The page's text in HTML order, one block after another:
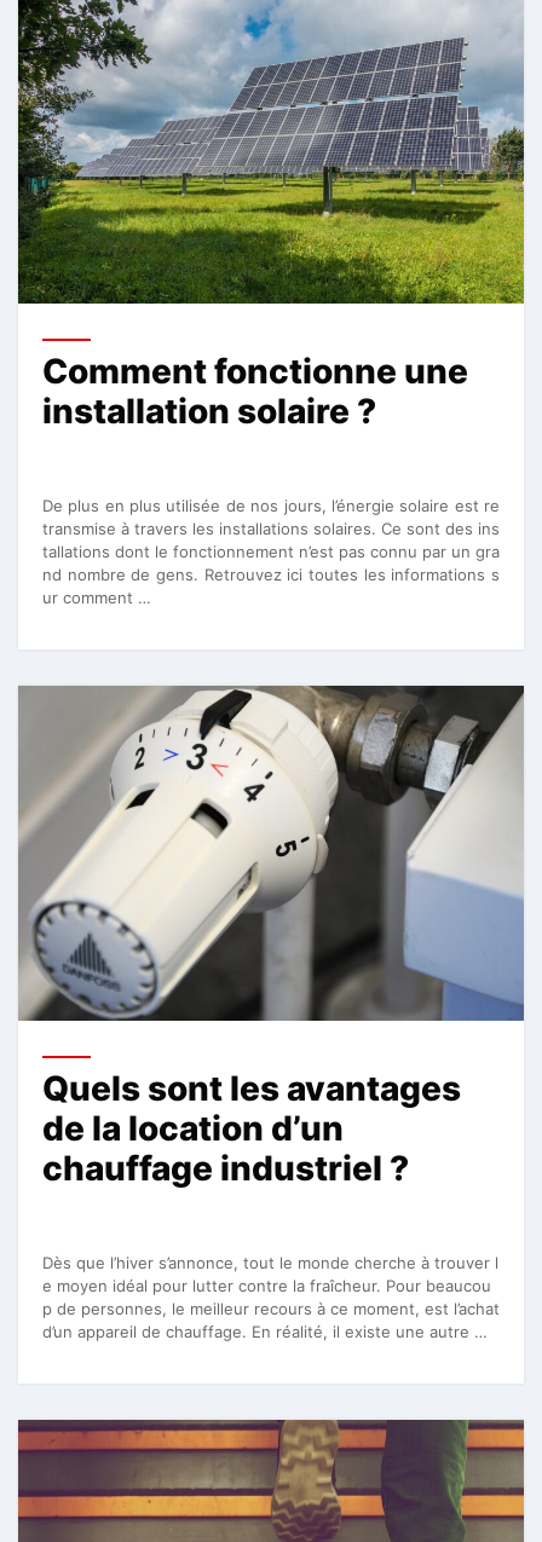
Comment fonctionne une
installation solaire ?
De plus en plus utilisée de nos jours, l’énergie solaire est re
transmise à travers les installations solaires. Ce sont des ins
tallations dont le fonctionnement n’est pas connu par un gra
nd nombre de gens. Retrouvez ici toutes les informations s
ur comment …
Quels sont les avantages
de la location d’un
chauffage industriel ?
Dès que l’hiver s’annonce, tout le monde cherche à trouver l
e moyen idéal pour lutter contre la fraîcheur. Pour beaucou
p de personnes, le meilleur recours à ce moment, est l’achat
d’un appareil de chauffage. En réalité, il existe une autre …